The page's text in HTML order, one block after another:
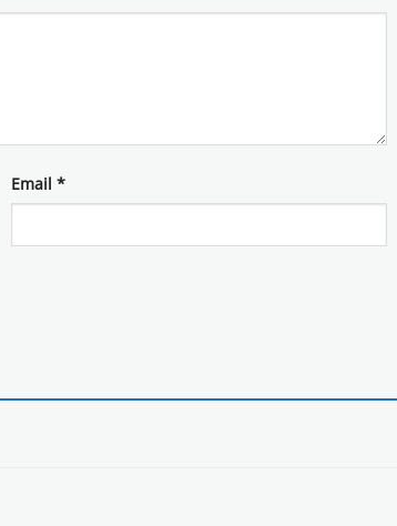
Email *